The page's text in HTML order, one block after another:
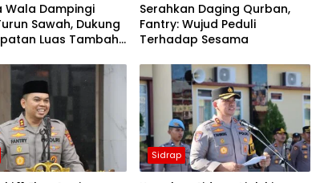
Wala Dampingi
Sawah, Dukung
Luas Tambah
Serahkan Daging Qurban,
Fantry: Wujud Peduli
Terhadap Sesama
Sidrap